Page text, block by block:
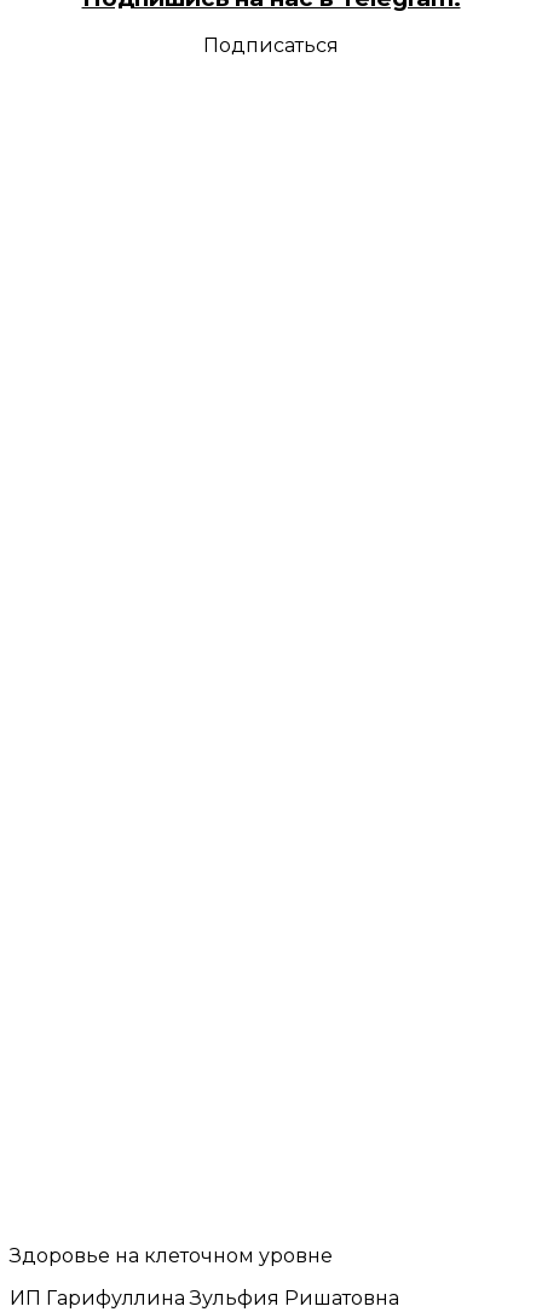
Подписаться
Здоровье на клеточном уровне
ИП Гарифуллина Зульфия Ришатовна